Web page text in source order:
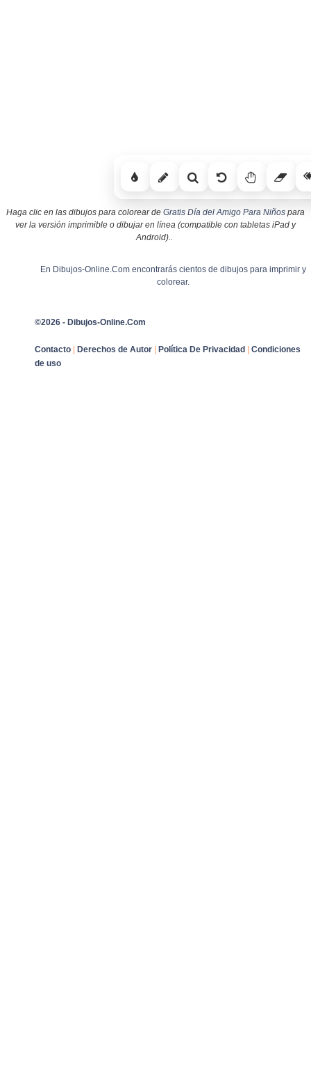
Haga clic en las dibujos para colorear de Gratis Día del Amigo Para Niños para
ver la versión imprimible o dibujar en línea (compatible con tabletas iPad y
Android)..
En Dibujos-Online.Com encontrarás cientos de dibujos para imprimir y
colorear.
©2026 - Dibujos-Online.Com
Contacto | Derechos de Autor | Política De Privacidad | Condiciones
de uso